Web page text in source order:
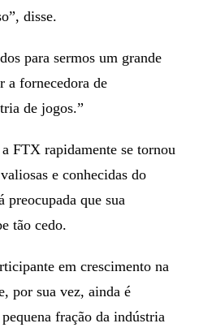
disse.
para sermos um grande
a fornecedora de
de jogos.”
FTX rapidamente se tornou
e conhecidas do
preocupada que sua
tão cedo.
em crescimento na
por sua vez, ainda é
fração da indústria